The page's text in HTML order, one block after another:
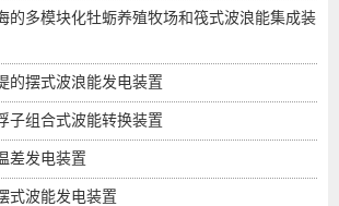
的多模块化牡蛎养殖牧场和筏式波浪能集成装
的摆式波浪能发电装置
子组合式波能转换装置
差发电装置
式波能发电装置